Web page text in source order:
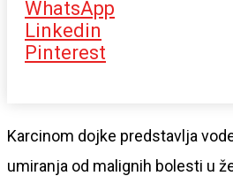
WhatsApp
Linkedin
Pinterest
Karcinom dojke predstavlja
umiranja od malignih bolesti u